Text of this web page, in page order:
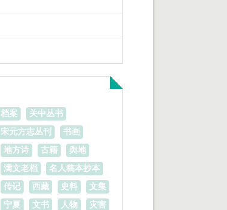
档案
关中丛书
宋元方志丛刊
书画
地方诗 古籍
舆地
满文老档
名人稿本抄本
传记 西藏 史料
文集
宁夏 文书 人物
灾害